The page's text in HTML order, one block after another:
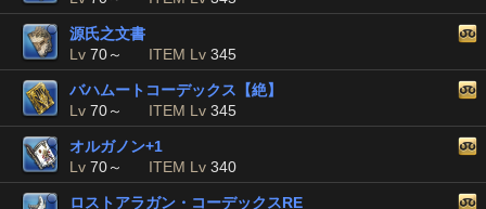
源氏之文書
Lv 70～ ITEM Lv 345
バハムートコーデックス【絶】
Lv 70～ ITEM Lv 345
オルガノン+1
Lv 70～ ITEM Lv 340
ロストアラガン・コーデックスRE